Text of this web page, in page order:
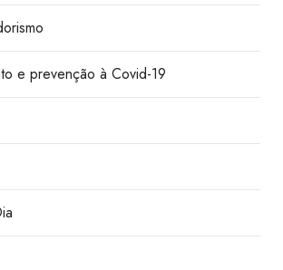
e prevenção à Covid-19